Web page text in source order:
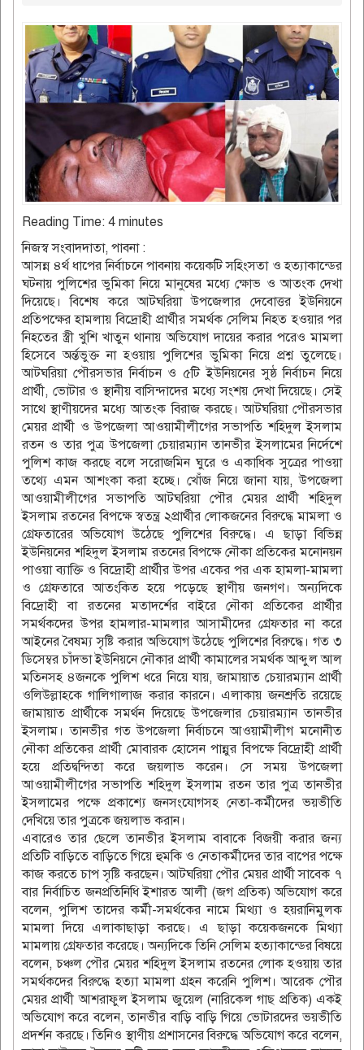
Reading Time: 4 minutes
নিজস্ব সংবাদদাতা, পাবনা :
আসন্ন ৪র্থ ধাপের নির্বাচনে পাবনায় কয়েকটি সহিংসতা ও হত্যাকান্ডের
ঘটনায় পুলিশের ভুমিকা নিয়ে মানুষের মধ্যে ক্ষোভ ও আতংক দেখা
দিয়েছে। বিশেষ করে আটঘরিয়া উপজেলার দেবোত্তর ইউনিয়নে
প্রতিপক্ষের হামলায় বিদ্রোহী প্রার্থীর সমর্থক সেলিম নিহত হওয়ার পর
নিহতের স্ত্রী খুশি খাতুন থানায় অভিযোগ দায়ের করার পরেও মামলা
হিসেবে অর্ন্তভুক্ত না হওয়ায় পুলিশের ভুমিকা নিয়ে প্রশ্ন তুলেছে।
আটঘরিয়া পৌরসভার নির্বাচন ও ৫টি ইউনিয়নের সুষ্ঠ নির্বাচন নিয়ে
প্রার্থী, ভোটার ও স্থানীয় বাসিন্দাদের মধ্যে সংশয় দেখা দিয়েছে। সেই
সাথে স্থাণীয়দের মধ্যে আতংক বিরাজ করছে। আটঘরিয়া পৌরসভার
মেয়র প্রার্থী ও উপজেলা আওয়ামীলীগের সভাপতি শহিদুল ইসলাম
রতন ও তার পুত্র উপজেলা চেয়ারম্যান তানভীর ইসলামের নির্দেশে
পুলিশ কাজ করছে বলে সরোজমিন ঘুরে ও একাধিক সুত্রের পাওয়া
তথ্যে এমন আশংকা করা হচ্ছে। খোঁজ নিয়ে জানা যায়, উপজেলা
আওয়ামীলীগের সভাপতি আটঘরিয়া পৌর মেয়র প্রার্থী শহিদুল
ইসলাম রতনের বিপক্ষে স্বতন্ত্র ২প্রার্থীর লোকজনের বিরুদ্ধে মামলা ও
গ্রেফতারের অভিযোগ উঠেছে পুলিশের বিরুদ্ধে। এ ছাড়া বিভিন্ন
ইউনিয়নের শহিদুল ইসলাম রতনের বিপক্ষে নৌকা প্রতিকের মনোনয়ন
পাওয়া ব্যাক্তি ও বিদ্রোহী প্রার্থীর উপর একের পর এক হামলা-মামলা
ও গ্রেফতারে আতংকিত হয়ে পড়েছে স্থাণীয় জনগণ। অন্যদিকে
বিদ্রোহী বা রতনের মতাদর্শের বাইরে নৌকা প্রতিকের প্রার্থীর
সমর্থকদের উপর হামলার-মামলার আসামীদের গ্রেফতার না করে
আইনের বৈষম্য সৃষ্টি করার অভিযোগ উঠেছে পুলিশের বিরুদ্ধে। গত ৩
ডিসেম্বর চাঁদভা ইউনিয়নে নৌকার প্রার্থী কামালের সমর্থক আব্দুল আল
মতিনসহ ৪জনকে পুলিশ ধরে নিয়ে যায়, জামায়াত চেয়ারম্যান প্রার্থী
ওলিউল্লাহকে গালিগালাজ করার কারনে। এলাকায় জনশ্রুতি রয়েছে
জামায়াত প্রার্থীকে সমর্থন দিয়েছে উপজেলার চেয়ারম্যান তানভীর
ইসলাম। তানভীর গত উপজেলা নির্বাচনে আওয়ামীলীগ মনোনীত
নৌকা প্রতিকের প্রার্থী মোবারক হোসেন পান্নুর বিপক্ষে বিদ্রোহী প্রার্থী
হয়ে প্রতিদ্বন্দিতা করে জয়লাভ করেন। সে সময় উপজেলা
আওয়ামীলীগের সভাপতি শহিদুল ইসলাম রতন তার পুত্র তানভীর
ইসলামের পক্ষে প্রকাশ্যে জনসংযোগসহ নেতা-কর্মীদের ভয়ভীতি
দেখিয়ে তার পুত্রকে জয়লাভ করান।
এবারেও তার ছেলে তানভীর ইসলাম বাবাকে বিজয়ী করার জন্য
প্রতিটি বাড়িতে বাড়িতে গিয়ে হুমকি ও নেতাকর্মীদের তার বাপের পক্ষে
কাজ করতে চাপ সৃষ্টি করছেন। আটঘরিয়া পৌর মেয়র প্রার্থী সাবেক ৭
বার নির্বাচিত জনপ্রতিনিধি ইশারত আলী (জগ প্রতিক) অভিযোগ করে
বলেন, পুলিশ তাদের কর্মী-সমর্থকের নামে মিথ্যা ও হয়রানিমুলক
মামলা দিয়ে এলাকাছাড়া করছে। এ ছাড়া কয়েকজনকে মিথ্যা
মামলায় গ্রেফতার করেছে। অন্যদিকে তিনি সেলিম হত্যাকান্ডের বিষয়ে
বলেন, চঞ্চল পৌর মেয়র শহিদুল ইসলাম রতনের লোক হওয়ায় তার
সমর্থকদের বিরুদ্ধে হত্যা মামলা গ্রহন করেনি পুলিশ। আরেক পৌর
মেয়র প্রার্থী আশরাফুল ইসলাম জুয়েল (নারিকেল গাছ প্রতিক) একই
অভিযোগ করে বলেন, তানভীর বাড়ি বাড়ি গিয়ে ভোটারদের ভয়ভীতি
প্রদর্শন করছে। তিনিও স্থাণীয় প্রশাসনের বিরুদ্ধে অভিযোগ করে বলেন,